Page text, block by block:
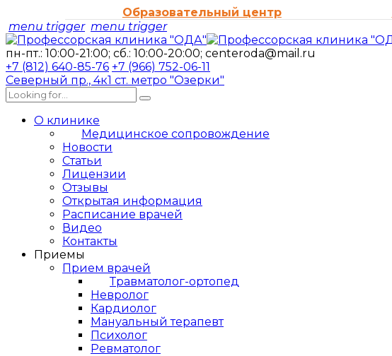
Образовательный центр
menu trigger menu trigger
пн-пт.: 10:00-21:00; сб.: 10:00-20:00; centeroda@mail.ru
+7 (812) 640-85-76 +7 (966) 752-06-11
Северный пр., 4к1 ст. метро "Озерки"
О клинике
Медицинское сопровождение
Новости
Статьи
Лицензии
Отзывы
Открытая информация
Расписание врачей
Видео
Контакты
Приемы
Прием врачей
Травматолог-ортопед
Невролог
Кардиолог
Мануальный терапевт
Психолог
Ревматолог